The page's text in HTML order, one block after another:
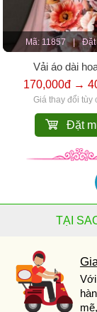
Mã: 11857 | Đặt
Vải áo dài
170,000đ →
Giá thay đổi tùy
Đặt
TẠI